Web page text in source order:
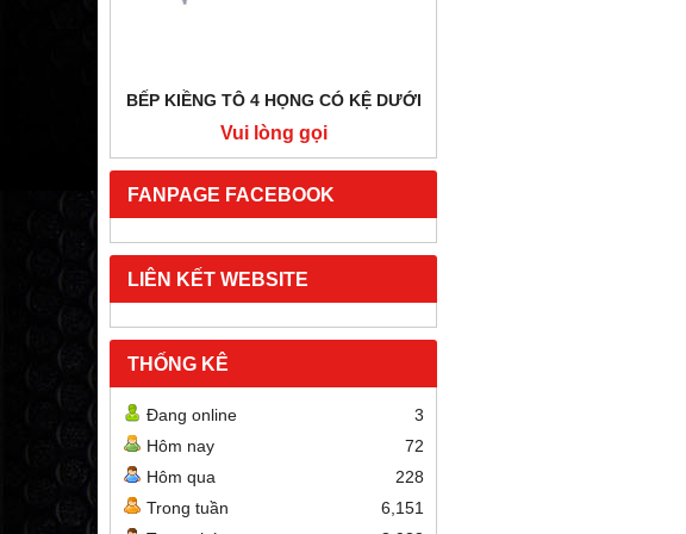
BẾP KIỀNG TÔ 4 HỌNG CÓ KỆ DƯỚI
Vui lòng gọi
FANPAGE FACEBOOK
LIÊN KẾT WEBSITE
THỐNG KÊ
Đang online
3
Hôm nay
72
Hôm qua
228
Trong tuần
6,151